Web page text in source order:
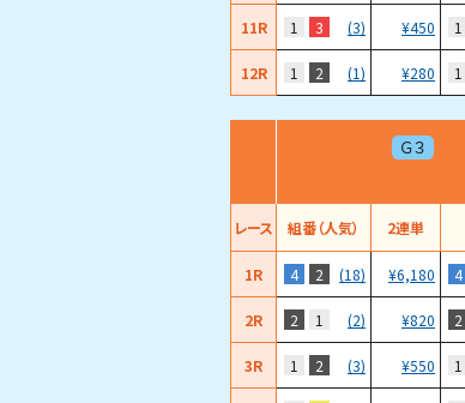
11R 1 3 (3) ¥450 1
12R 1 2 (1) ¥280 1
Ｇ３
レース 組番（人気） 2連単
1R 4 2 (18) ¥6,180 4
2R 2 1 (2) ¥820 2
3R 1 2 (3) ¥550 1